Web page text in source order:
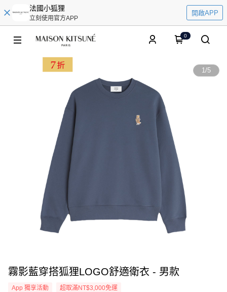
法國小狐狸
立刻使用官方APP
開啟APP
0
1/5
霧影藍穿搭狐狸LOGO舒適衛衣 - 男款
App 獨享活動 超取滿NT$3,000免運